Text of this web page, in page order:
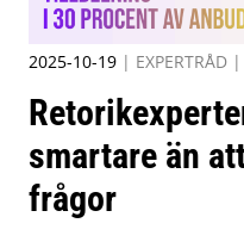
2025-10-19 | EXPERTRÅD |
smartare än
frågor